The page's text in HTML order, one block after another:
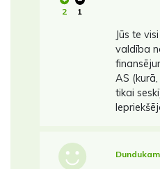
2 1
Jūs te
valdība
AS
tikai
Dundukam